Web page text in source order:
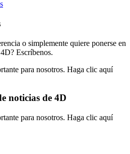
o simplemente quiere ponerse en
Escríbenos.
para nosotros. Haga clic aquí
noticias de 4D
para nosotros. Haga clic aquí